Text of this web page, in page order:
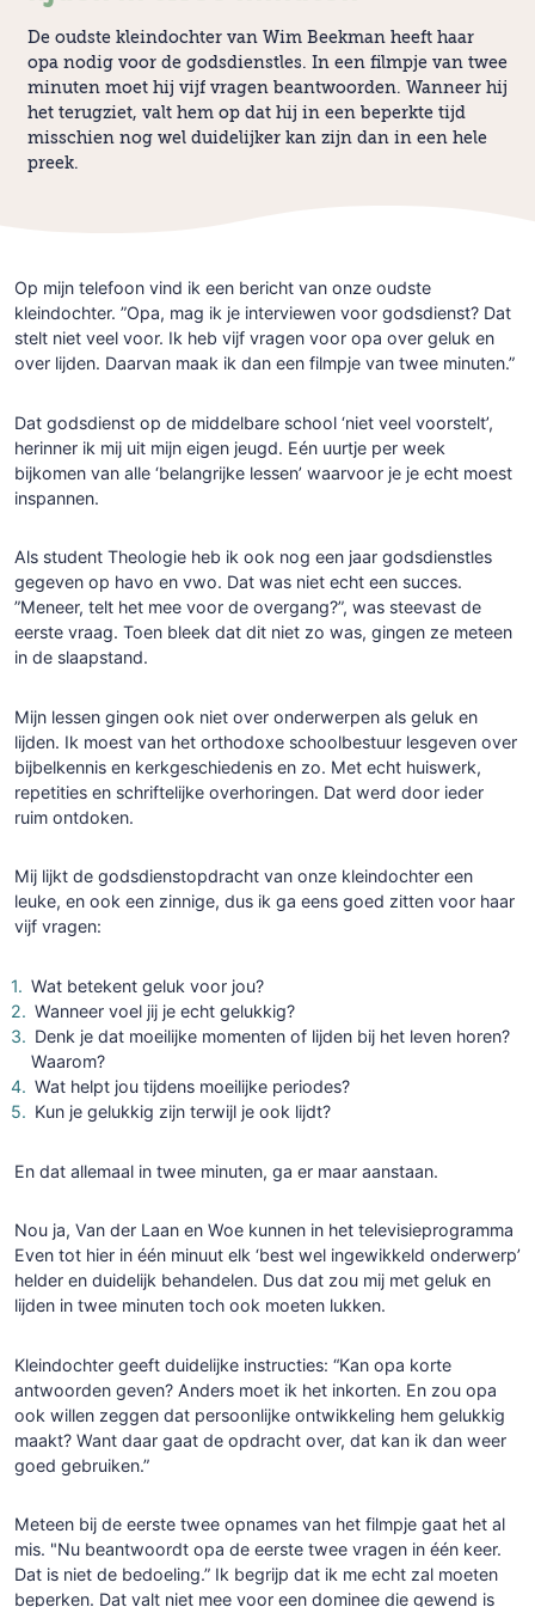
De oudste kleindochter van Wim Beekman heeft haar
opa nodig voor de godsdienstles. In een filmpje van twee
minuten moet hij vijf vragen beantwoorden. Wanneer hij
het terugziet, valt hem op dat hij in een beperkte tijd
misschien nog wel duidelijker kan zijn dan in een hele
preek.
Op mijn telefoon vind ik een bericht van onze oudste
kleindochter. ”Opa, mag ik je interviewen voor godsdienst? Dat
stelt niet veel voor. Ik heb vijf vragen voor opa over geluk en
over lijden. Daarvan maak ik dan een filmpje van twee minuten.”
Dat godsdienst op de middelbare school ‘niet veel voorstelt’,
herinner ik mij uit mijn eigen jeugd. Eén uurtje per week
bijkomen van alle ‘belangrijke lessen’ waarvoor je je echt moest
inspannen.
Als student Theologie heb ik ook nog een jaar godsdienstles
gegeven op havo en vwo. Dat was niet echt een succes.
”Meneer, telt het mee voor de overgang?”, was steevast de
eerste vraag. Toen bleek dat dit niet zo was, gingen ze meteen
in de slaapstand.
Mijn lessen gingen ook niet over onderwerpen als geluk en
lijden. Ik moest van het orthodoxe schoolbestuur lesgeven over
bijbelkennis en kerkgeschiedenis en zo. Met echt huiswerk,
repetities en schriftelijke overhoringen. Dat werd door ieder
ruim ontdoken.
Mij lijkt de godsdienstopdracht van onze kleindochter een
leuke, en ook een zinnige, dus ik ga eens goed zitten voor haar
vijf vragen:
Wat betekent geluk voor jou?
Wanneer voel jij je echt gelukkig?
Denk je dat moeilijke momenten of lijden bij het leven horen?
Waarom?
Wat helpt jou tijdens moeilijke periodes?
Kun je gelukkig zijn terwijl je ook lijdt?
En dat allemaal in twee minuten, ga er maar aanstaan.
Nou ja, Van der Laan en Woe kunnen in het televisieprogramma
Even tot hier in één minuut elk ‘best wel ingewikkeld onderwerp’
helder en duidelijk behandelen. Dus dat zou mij met geluk en
lijden in twee minuten toch ook moeten lukken.
Kleindochter geeft duidelijke instructies: “Kan opa korte
antwoorden geven? Anders moet ik het inkorten. En zou opa
ook willen zeggen dat persoonlijke ontwikkeling hem gelukkig
maakt? Want daar gaat de opdracht over, dat kan ik dan weer
goed gebruiken.”
Meteen bij de eerste twee opnames van het filmpje gaat het al
mis. "Nu beantwoordt opa de eerste twee vragen in één keer.
Dat is niet de bedoeling.” Ik begrijp dat ik me echt zal moeten
beperken. Dat valt niet mee voor een dominee die gewend is